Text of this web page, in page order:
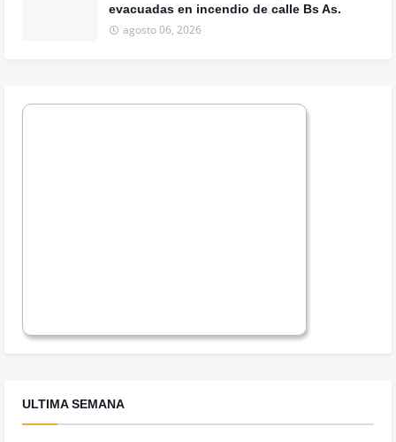
evacuadas en incendio de calle Bs As.
agosto 06, 2026
ULTIMA SEMANA